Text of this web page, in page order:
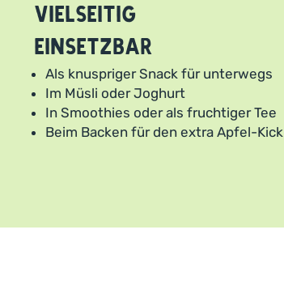
Vielseitig
einsetzbar
Als knuspriger Snack für unterwegs
Im Müsli oder Joghurt
In Smoothies oder als fruchtiger Tee
Beim Backen für den extra Apfel-Kick